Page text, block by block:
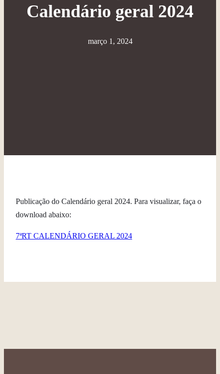
Calendário geral 2024
março 1, 2024
Publicação do Calendário geral 2024. Para visualizar, faça o
download abaixo:
7ªRT CALENDÁRIO GERAL 2024